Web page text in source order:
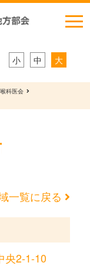
小 中 大
科医会
一覧に戻る
央2-1-10